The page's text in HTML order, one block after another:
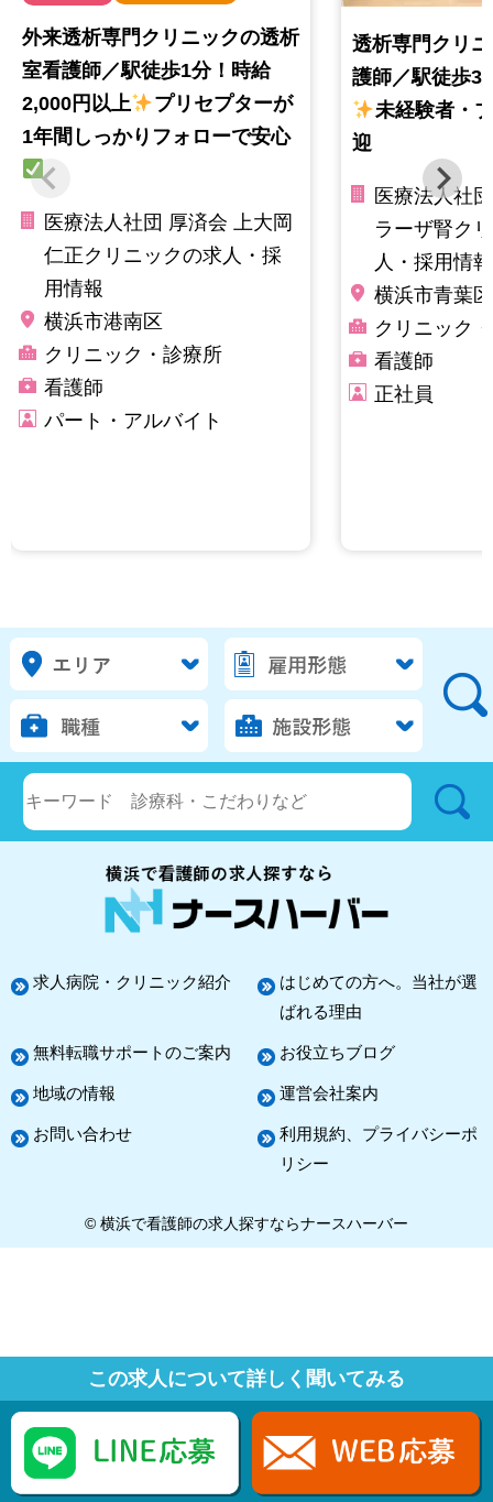
外来透析専門クリニックの透析
室看護師／駅徒歩1分！時給
2,000円以上
プリセプターが
1年間しっかりフォローで安心
医療法人社団 厚済会 上大岡
仁正クリニックの求人・採
用情報
横浜市港南区
クリニック・診療所
看護師
パート・アルバイト
透析専門クリ
護師／駅徒歩3
未経験者・
迎
医療法人社
ラーザ腎ク
人・採用情報
横浜市青葉区
クリニック
看護師
正社員
求人病院・クリニック紹介
はじめての方へ。当社が選
ばれる理由
無料転職サポートのご案内 お役立ちブログ
地域の情報 運営会社案内
お問い合わせ
利用規約、プライバシーポ
リシー
© 横浜で看護師の求人探すならナースハーバー
この求人について詳しく聞いてみる